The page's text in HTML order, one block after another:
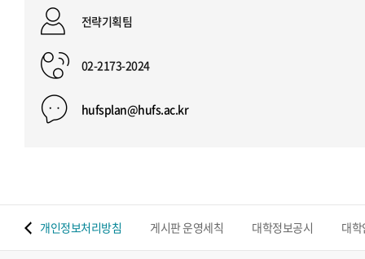
전략기획팀
02-2173-2024
hufsplan@hufs.ac.kr
개인정보처리방침 게시판 운영세칙 대학정보공시 대